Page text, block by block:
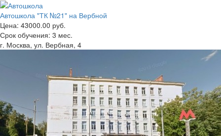
Автошкола "ТК №21" на Вербной
Цена: 43000.00 руб.
Срок обучения: 3 мес.
г. Москва, ул. Вербная, 4